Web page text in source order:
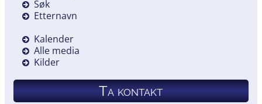
Søk
Etternavn
Kalender
Alle media
Kilder
Ta kontakt